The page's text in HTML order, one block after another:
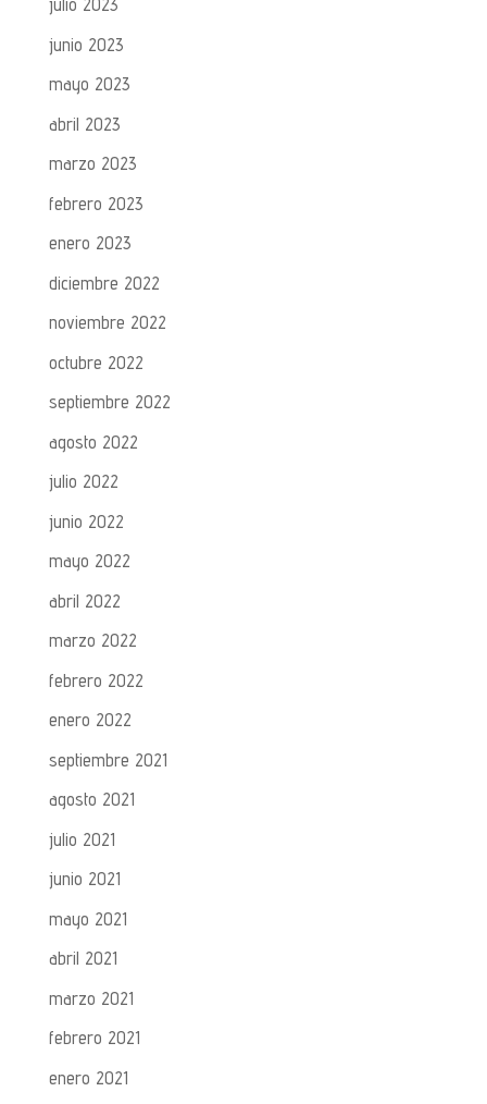
julio 2023
junio 2023
mayo 2023
abril 2023
marzo 2023
febrero 2023
enero 2023
diciembre 2022
noviembre 2022
octubre 2022
septiembre 2022
agosto 2022
julio 2022
junio 2022
mayo 2022
abril 2022
marzo 2022
febrero 2022
enero 2022
septiembre 2021
agosto 2021
julio 2021
junio 2021
mayo 2021
abril 2021
marzo 2021
febrero 2021
enero 2021